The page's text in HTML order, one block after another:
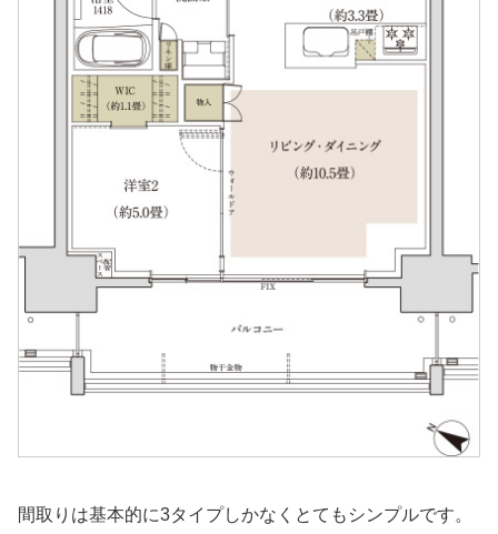
間取りは基本的に3タイプしかなくとてもシンプルです。